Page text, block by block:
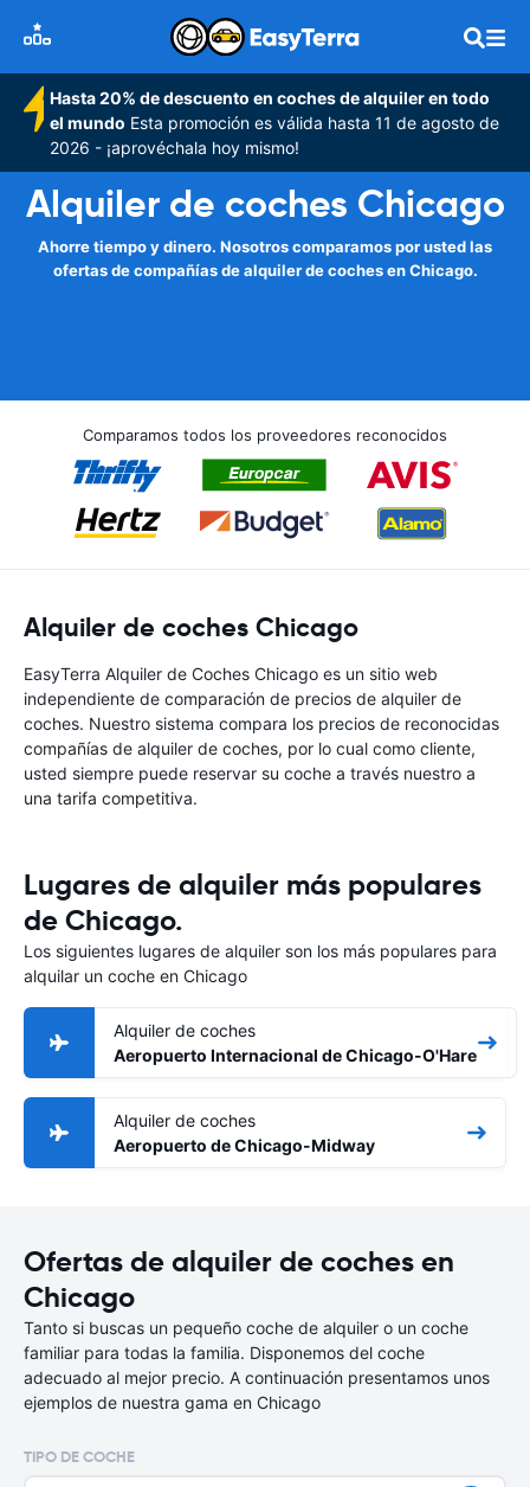
Hasta 20% de descuento en coches de alquiler en todo
el mundo Esta promoción es válida hasta 11 de agosto de
2026 - ¡aprovéchala hoy mismo!
Alquiler de coches Chicago
Ahorre tiempo y dinero. Nosotros comparamos por usted las
ofertas de compañías de alquiler de coches en Chicago.
Comparamos todos los proveedores reconocidos
Alquiler de coches Chicago
EasyTerra Alquiler de Coches Chicago es un sitio web
independiente de comparación de precios de alquiler de
coches. Nuestro sistema compara los precios de reconocidas
compañías de alquiler de coches, por lo cual como cliente,
usted siempre puede reservar su coche a través nuestro a
una tarifa competitiva.
Lugares de alquiler más populares
de Chicago.
Los siguientes lugares de alquiler son los más populares para
alquilar un coche en Chicago
Alquiler de coches
Aeropuerto Internacional de Chicago-O'Hare
Alquiler de coches
Aeropuerto de Chicago-Midway
Ofertas de alquiler de coches en
Chicago
Tanto si buscas un pequeño coche de alquiler o un coche
familiar para todas la familia. Disponemos del coche
adecuado al mejor precio. A continuación presentamos unos
ejemplos de nuestra gama en Chicago
TIPO DE COCHE